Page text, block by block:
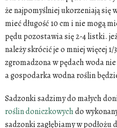
że najpomyślniej ukorzeniają się
mieć długość 10 cm i nie mogą
pędu pozostawia się 2-4 listki.
należy skrócić je o mniej więcej
zgromadzona w pędach woda
a gospodarka wodna roślin
Sadzonki sadzimy do małych
roślin doniczkowychdo
sadzonki zagłębiamy w podłożu